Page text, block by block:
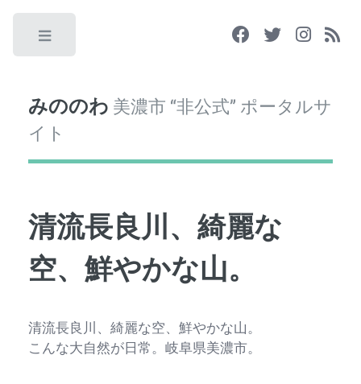
みののわ 美濃市 “非公式” ポータルサ
イト
清流長良川、綺麗な
空、鮮やかな山。
清流長良川、綺麗な空、鮮やかな山。
こんな大自然が日常。岐阜県美濃市。
Toggle